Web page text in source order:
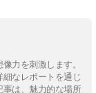
力を刺激します。
なレポートを通じ
は、魅力的な場所